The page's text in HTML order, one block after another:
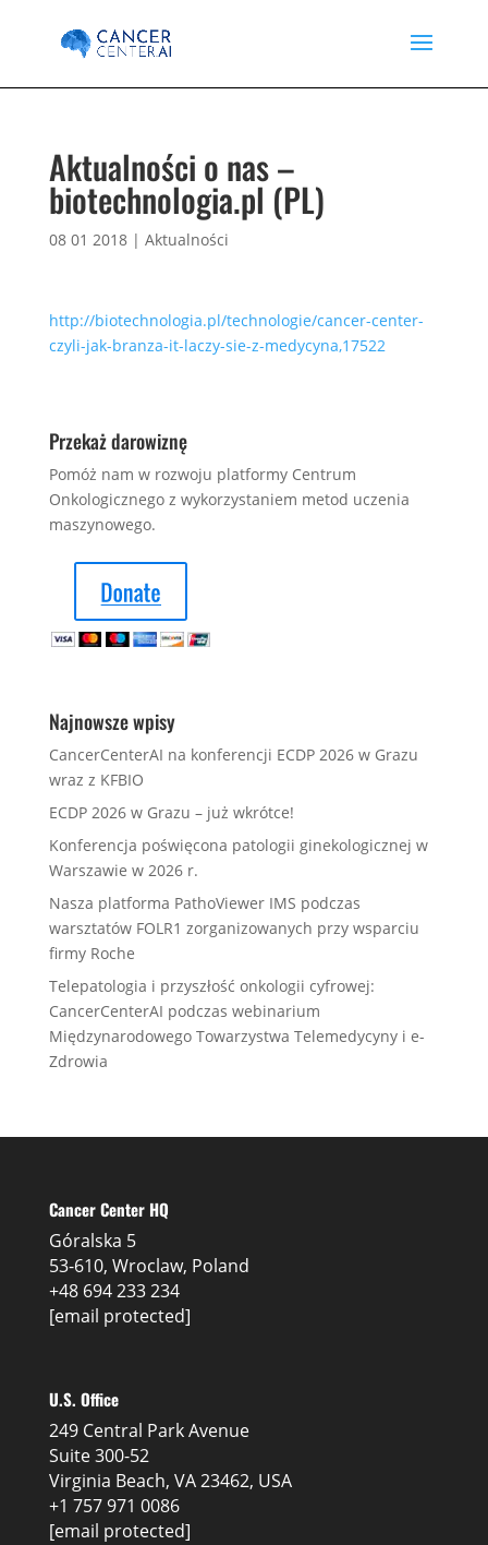
Aktualności o nas –
biotechnologia.pl (PL)
08 01 2018| Aktualności
http://biotechnologia.pl/technologie/cancer-center-
czyli-jak-branza-it-laczy-sie-z-medycyna,17522
Przekaż darowiznę
Pomóż nam w rozwoju platformy Centrum
Onkologicznego z wykorzystaniem metod uczenia
maszynowego.
Najnowsze wpisy
CancerCenterAI na konferencji ECDP 2026 w Grazu
wraz z KFBIO
ECDP 2026 w Grazu – już wkrótce!
Konferencja poświęcona patologii ginekologicznej w
Warszawie w 2026 r.
Nasza platforma PathoViewer IMS podczas
warsztatów FOLR1 zorganizowanych przy wsparciu
firmy Roche
Telepatologia i przyszłość onkologii cyfrowej:
CancerCenterAI podczas webinarium
Międzynarodowego Towarzystwa Telemedycyny i e-
Zdrowia
Cancer Center HQ
Góralska 5
53-610, Wroclaw, Poland
+48 694 233 234
[email protected]
U.S. Office
249 Central Park Avenue
Suite 300-52
Virginia Beach, VA 23462, USA
+1 757 971 0086
[email protected]